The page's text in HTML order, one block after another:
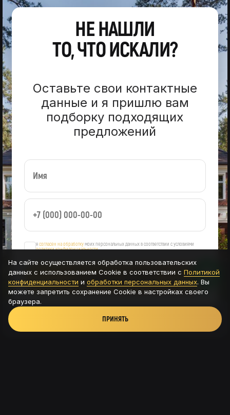
НЕ НАШЛИ
ТО, ЧТО ИСКАЛИ?
Оставьте свои контактные
данные и я пришлю вам
подборку подходящих
предложений
ясогласен на обработкумоих персональных данных в соответствии с условиями
политики конфиденциальности
ОСТАВИТЬ ЗАЯВКУ
На сайте осуществляется обработка пользовательских
данных с использованием Cookie в соответствии с Политикой
конфиденциальности и обработки персональных данных. Вы
можете запретить сохранение Cookie в настройках своего
браузера.
ПРИНЯТЬ